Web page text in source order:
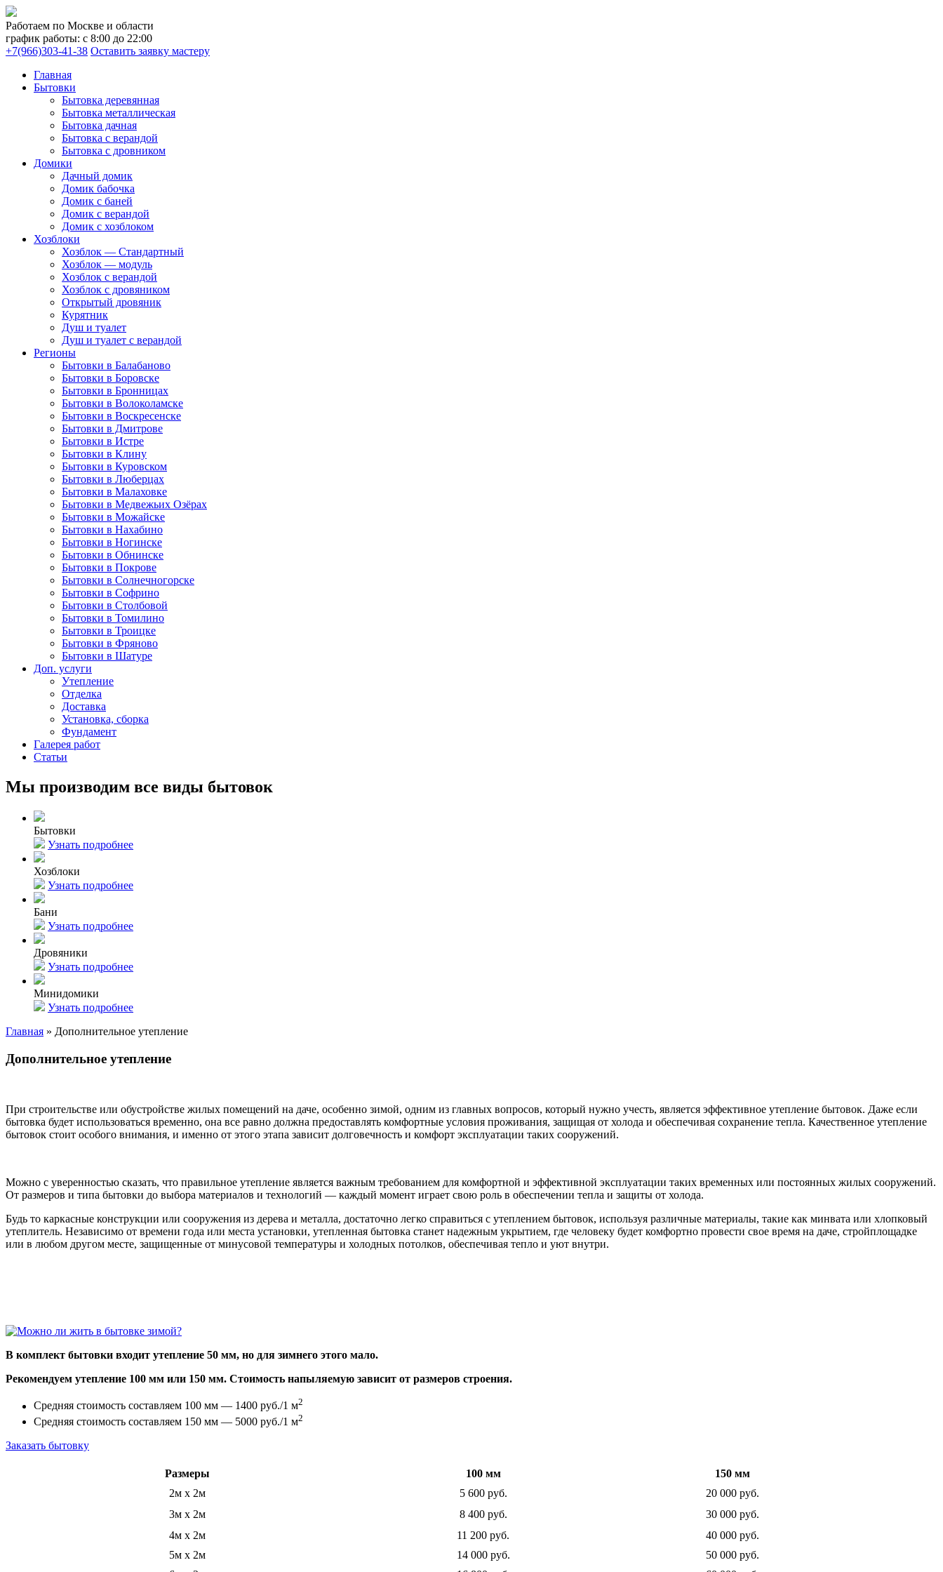
Работаем по Москве и области
график работы: с 8:00 до 22:00
+7(966)303-41-38 Оставить заявку мастеру
Главная
Бытовки
Бытовка деревянная
Бытовка металлическая
Бытовка дачная
Бытовка с верандой
Бытовка с дровником
Домики
Дачный домик
Домик бабочка
Домик с баней
Домик с верандой
Домик с хозблоком
Хозблоки
Хозблок — Стандартный
Хозблок — модуль
Хозблок с верандой
Хозблок с дровяником
Открытый дровяник
Курятник
Душ и туалет
Душ и туалет с верандой
Регионы
Бытовки в Балабаново
Бытовки в Боровске
Бытовки в Бронницах
Бытовки в Волоколамске
Бытовки в Воскресенске
Бытовки в Дмитрове
Бытовки в Истре
Бытовки в Клину
Бытовки в Куровском
Бытовки в Люберцах
Бытовки в Малаховке
Бытовки в Медвежьих Озёрах
Бытовки в Можайске
Бытовки в Нахабино
Бытовки в Ногинске
Бытовки в Обнинске
Бытовки в Покрове
Бытовки в Солнечногорске
Бытовки в Софрино
Бытовки в Столбовой
Бытовки в Томилино
Бытовки в Троицке
Бытовки в Фряново
Бытовки в Шатуре
Доп. услуги
Утепление
Отделка
Доставка
Установка, сборка
Фундамент
Галерея работ
Статьи
Мы производим все виды бытовок
Бытовки
Узнать подробнее
Хозблоки
Узнать подробнее
Бани
Узнать подробнее
Дровяники
Узнать подробнее
Минидомики
Узнать подробнее
Главная » Дополнительное утепление
Дополнительное утепление
При строительстве или обустройстве жилых помещений на даче, особенно зимой, одним из главных вопросов, который нужно учесть, является эффективное утепление бытовок. Даже если
бытовка будет использоваться временно, она все равно должна предоставлять комфортные условия проживания, защищая от холода и обеспечивая сохранение тепла. Качественное утепление
бытовок стоит особого внимания, и именно от этого этапа зависит долговечность и комфорт эксплуатации таких сооружений.
Можно с уверенностью сказать, что правильное утепление является важным требованием для комфортной и эффективной эксплуатации таких временных или постоянных жилых сооружений.
От размеров и типа бытовки до выбора материалов и технологий — каждый момент играет свою роль в обеспечении тепла и защиты от холода.
Будь то каркасные конструкции или сооружения из дерева и металла, достаточно легко справиться с утеплением бытовок, используя различные материалы, такие как минвата или хлопковый
утеплитель. Независимо от времени года или места установки, утепленная бытовка станет надежным укрытием, где человеку будет комфортно провести свое время на даче, стройплощадке
или в любом другом месте, защищенные от минусовой температуры и холодных потолков, обеспечивая тепло и уют внутри.
В комплект бытовки входит утепление 50 мм, но для зимнего этого мало.
Рекомендуем утепление 100 мм или 150 мм. Стоимость напыляемую зависит от размеров строения.
Средняя стоимость составляем 100 мм — 1400 руб./1 м2
Средняя стоимость составляем 150 мм — 5000 руб./1 м2
Заказать бытовку
Размеры 100 мм
150 мм
2м х 2м
5 600 руб.
20 000 руб.
3м х 2м
8 400 руб.
30 000 руб.
4м х 2м
11 200 руб.
40 000 руб.
5м х 2м
14 000 руб.
50 000 руб.